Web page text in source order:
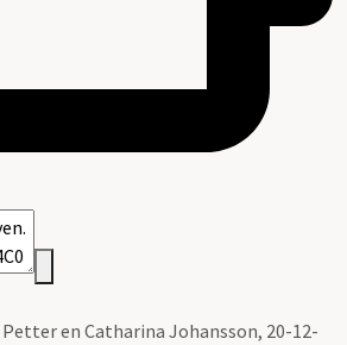
Petteren Catharina Johansson, 20-12-